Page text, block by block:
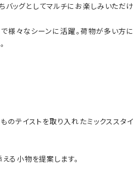
バッグとしてマルチにお楽しみいただけ
様々なシーンに活躍。荷物が多い方に
のテイストを取り入れたミックススタイ
る小物を提案します。